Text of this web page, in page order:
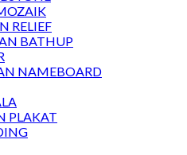
RELIEF
BATHUP
NAMEBOARD
PLAKAT